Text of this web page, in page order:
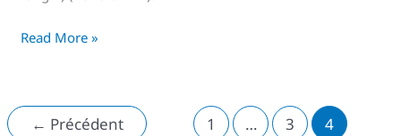
face
Read More »
← Précédent 1 … 3 4